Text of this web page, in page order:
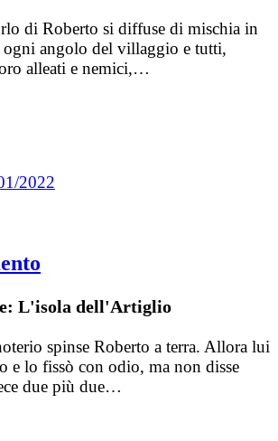
di Roberto si diffuse di mischia in
ogni angolo del villaggio e tutti,
alleati e nemici,…
2022
L'isola dell'Artiglio
spinse Roberto a terra. Allora lui
e lo fissò con odio, ma non disse
due più due…